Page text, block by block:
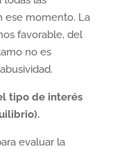
ese momento. La
favorable, del
no es
tipo de interés
evaluar la